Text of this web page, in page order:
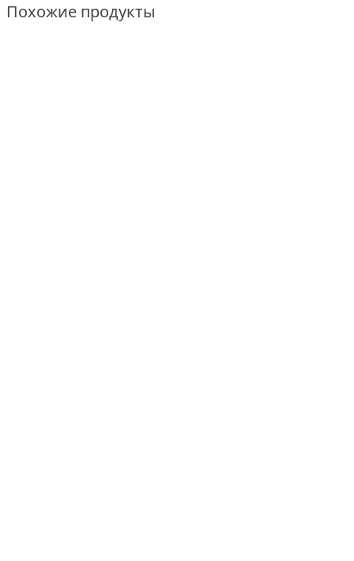
Похожие продукты